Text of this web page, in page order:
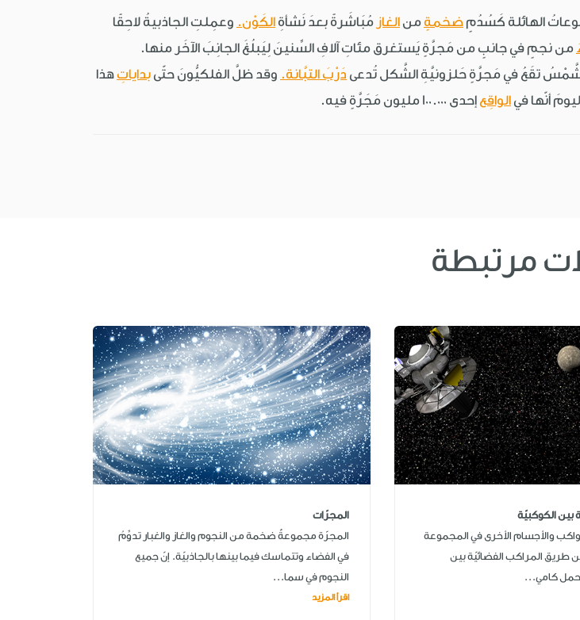
الهائلة كَسُدُمٍ ضخمةٍ من الغاز مُبَاشَرةً بعدَ نَشأةِ الكَوْن. وعمِلتِ الجاذبيةُ لاحِقًا
من نجمٍ في جانبٍ من مَجرَّةٍ يَستغرق مئاتِ آلافِ السِّنينَ لِيَبلُغَ الجانِبَ الآخَر منها.
تقَعُ في مَجرَّةٍ حَلزونيَّةِ الشَّكل تُدعى دَرْبَ التبَّانة. وقد ظلَّ الفلكيُّونَ حتّى بداياتِهذا
أنّها في الواقِع إحدى 100.000 مليون مَجَرَّةٍ فيه.
مرتبطة
بين الكوكبيّة
والأجسام الأخرى في المجموعة
طريق المراكب الفضائيّة بين
كامي...
المجرّات
المجرّة مجموعةٌ ضخمة من النجوم والغاز والغبار تدوِّمُ
في الفضاء وتتماسك فيما بينها بالجاذبيّة. إنّ جميع
النجوم في سما...
اقرأ المزيد